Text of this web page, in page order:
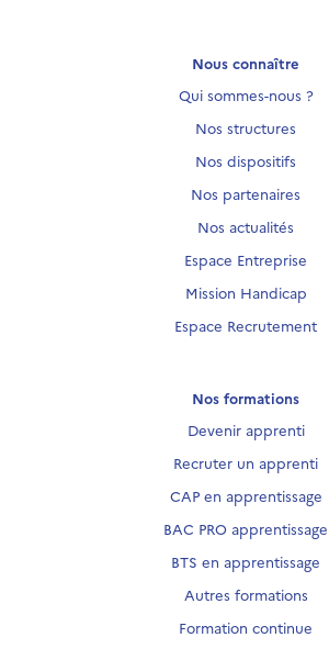
Nous connaître
Qui sommes-nous ?
Nos structures
Nos dispositifs
Nos partenaires
Nos actualités
Espace Entreprise
Mission Handicap
Espace Recrutement
Nos formations
Devenir apprenti
Recruter un apprenti
CAP en apprentissage
BAC PRO apprentissage
BTS en apprentissage
Autres formations
Formation continue